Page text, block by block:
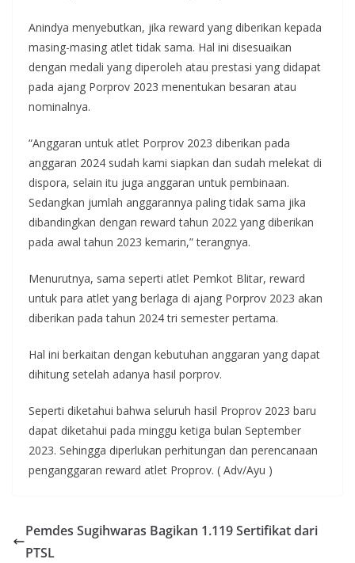
Anindya menyebutkan, jika reward yang diberikan kepada
masing-masing atlet tidak sama. Hal ini disesuaikan
dengan medali yang diperoleh atau prestasi yang didapat
pada ajang Porprov 2023 menentukan besaran atau
nominalnya.
“Anggaran untuk atlet Porprov 2023 diberikan pada
anggaran 2024 sudah kami siapkan dan sudah melekat di
dispora, selain itu juga anggaran untuk pembinaan.
Sedangkan jumlah anggarannya paling tidak sama jika
dibandingkan dengan reward tahun 2022 yang diberikan
pada awal tahun 2023 kemarin,” terangnya.
Menurutnya, sama seperti atlet Pemkot Blitar, reward
untuk para atlet yang berlaga di ajang Porprov 2023 akan
diberikan pada tahun 2024 tri semester pertama.
Hal ini berkaitan dengan kebutuhan anggaran yang dapat
dihitung setelah adanya hasil porprov.
Seperti diketahui bahwa seluruh hasil Proprov 2023 baru
dapat diketahui pada minggu ketiga bulan September
2023. Sehingga diperlukan perhitungan dan perencanaan
penganggaran reward atlet Proprov. ( Adv/Ayu )
Pemdes Sugihwaras Bagikan 1.119 Sertifikat dari
PTSL